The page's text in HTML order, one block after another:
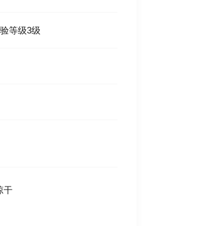
等级3级
干